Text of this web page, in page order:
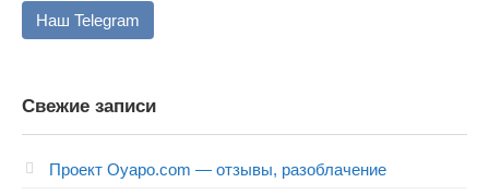
Наш Telegram
Свежие записи
Проект Oyapo.com — отзывы, разоблачение